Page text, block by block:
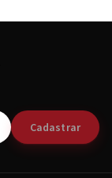
Cadastrar